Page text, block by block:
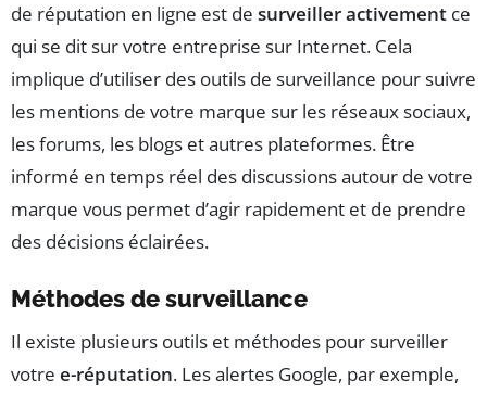
de réputation en ligne est de surveiller activement ce
qui se dit sur votre entreprise sur Internet. Cela
implique d’utiliser des outils de surveillance pour suivre
les mentions de votre marque sur les réseaux sociaux,
les forums, les blogs et autres plateformes. Être
informé en temps réel des discussions autour de votre
marque vous permet d’agir rapidement et de prendre
des décisions éclairées.
Méthodes de surveillance
Il existe plusieurs outils et méthodes pour surveiller
votre e-réputation. Les alertes Google, par exemple,